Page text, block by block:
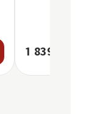
1 839 ₽